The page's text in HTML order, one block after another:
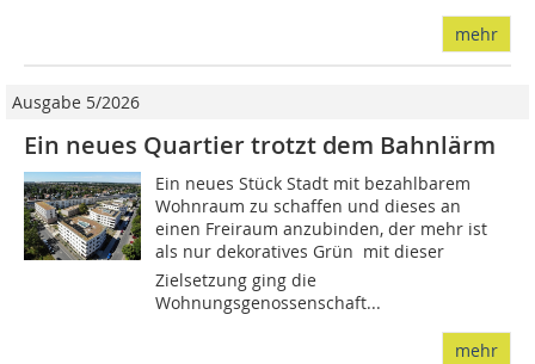
mehr
Ausgabe 5/2026
Ein neues Quartier trotzt dem Bahnlärm
Ein neues Stück Stadt mit bezahlbarem
Wohnraum zu schaffen und dieses an
einen Freiraum anzubinden, der mehr ist
als nur dekoratives Grün  mit dieser
Zielsetzung ging die
Wohnungsgenossenschaft...
mehr